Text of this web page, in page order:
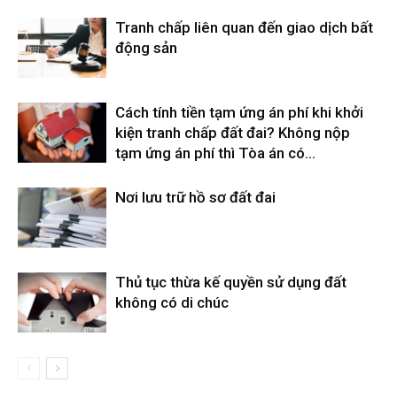
Tranh chấp liên quan đến giao dịch bất
động sản
Cách tính tiền tạm ứng án phí khi khởi
kiện tranh chấp đất đai? Không nộp
tạm ứng án phí thì Tòa án có...
Nơi lưu trữ hồ sơ đất đai
Thủ tục thừa kế quyền sử dụng đất
không có di chúc